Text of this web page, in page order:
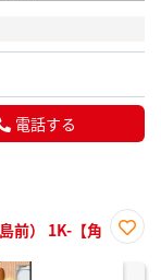
電話する
前） 1K-【角
に入